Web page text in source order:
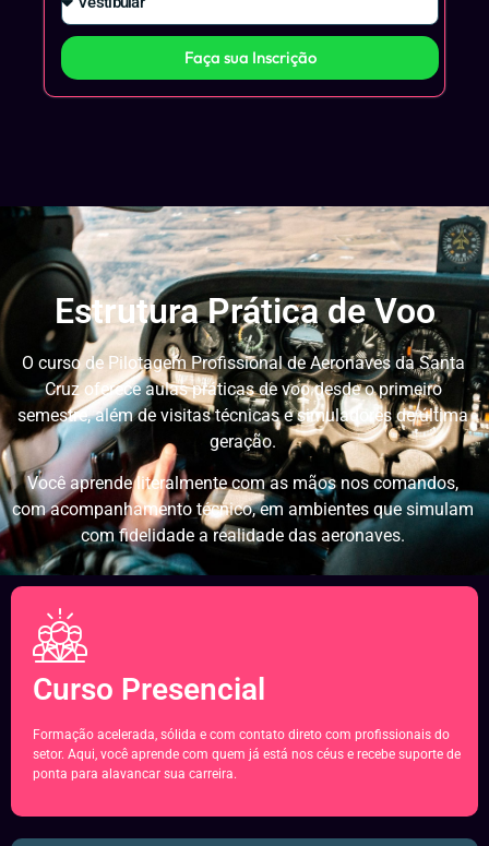
Faça sua Inscrição
Estrutura Prática de Voo
O curso de Pilotagem Profissional de Aeronaves da Santa
Cruz oferece aulas práticas de voo desde o primeiro
semestre, além de visitas técnicas e simuladores de última
geração.
Você aprende literalmente com as mãos nos comandos,
com acompanhamento técnico, em ambientes que simulam
com fidelidade a realidade das aeronaves.
Curso Presencial
Formação acelerada, sólida e com contato direto com profissionais do
setor. Aqui, você aprende com quem já está nos céus e recebe suporte de
ponta para alavancar sua carreira.